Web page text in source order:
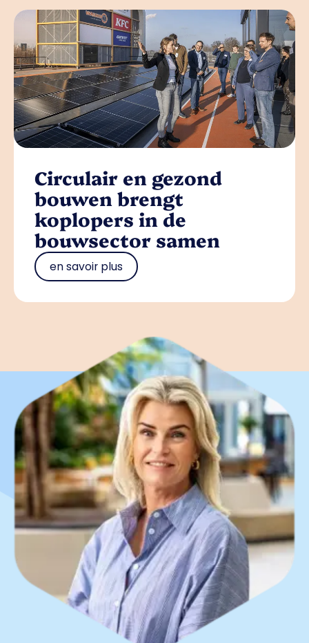
Circulair en gezond
bouwen brengt
koplopers in de
bouwsector samen
en savoir plus